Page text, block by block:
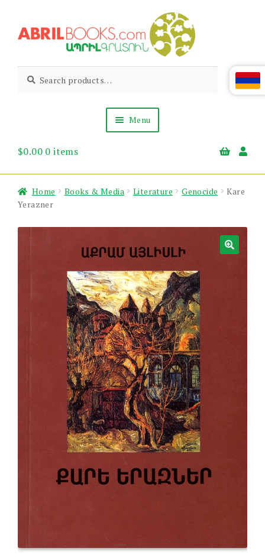
to
to
Abril
Books
Living
Armenian
for:
Menu
About Us
$0.00 0 items
Home Books & Media Literature Genocide
Kare
Yerazner